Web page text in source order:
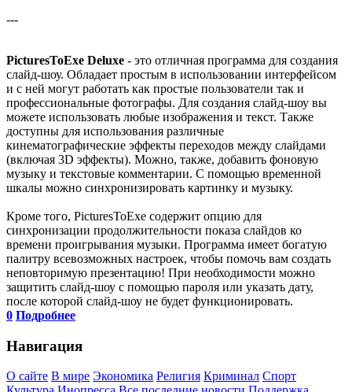
---
PicturesToExe Deluxe - это отличная программа для создания
слайд-шоу. Обладает простым в использовании интерфейсом
и с ней могут работать как простые пользователи так и
профессиональные фотографы. Для создания слайд-шоу вы
можете использовать любые изображения и текст. Также
доступны для использования различные
кинематографические эффекты переходов между слайдами
(включая 3D эффекты). Можно, также, добавить фоновую
музыку и текстовые комментарии. С помощью временной
шкалы можно синхронизировать картинку и музыку.
Кроме того, PicturesToExe содержит опцию для
синхронизации продолжительности показа слайдов ко
времени проигрывания музыки. Программа имеет богатую
палитру всевозможных настроек, чтобы помочь вам создать
неповторимую презентацию! При необходимости можно
защитить слайд-шоу с помощью пароля или указать дату,
после которой слайд-шоу не будет функционировать.
0 Подробнее
Навигация
О сайте В мире Экономика Религия Криминал Спорт